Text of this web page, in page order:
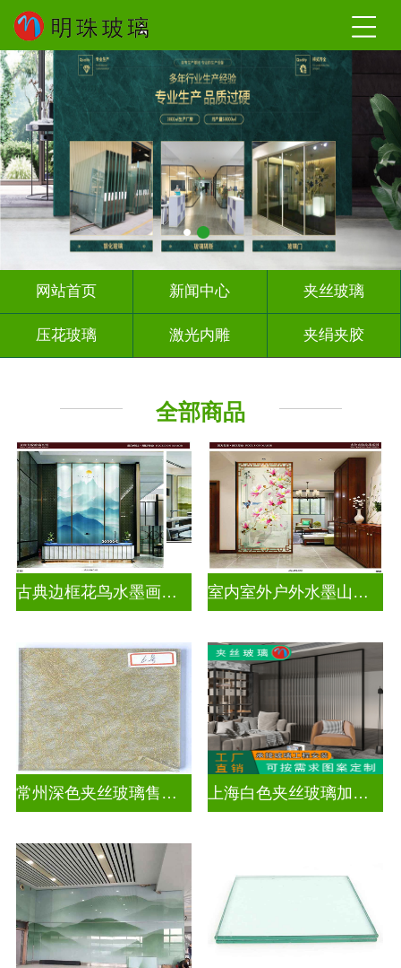
网站首页 新闻中心 夹丝玻璃
压花玻璃 激光内雕 夹绢夹胶
全部商品
古典边框花鸟水墨画玻璃 室内室外户外水墨山水画玻璃
常州深色夹丝玻璃售价多少 上海白色夹丝玻璃加工厂